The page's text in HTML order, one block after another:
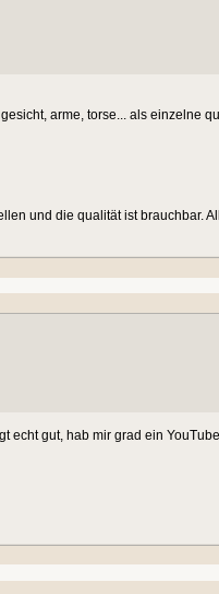
arme, torse... als einzelne
und die qualität ist brauchbar.
echt gut, hab mir grad ein